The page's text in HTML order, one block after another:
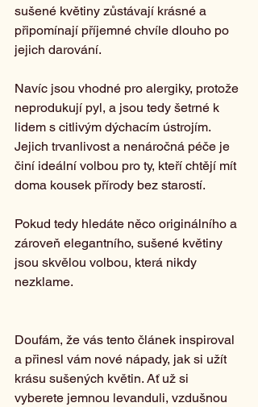
sušené květiny zůstávají krásné a
připomínají příjemné chvíle dlouho po
jejich darování.
Navíc jsou vhodné pro alergiky, protože
neprodukují pyl, a jsou tedy šetrné k
lidem s citlivým dýchacím ústrojím.
Jejich trvanlivost a nenáročná péče je
činí ideální volbou pro ty, kteří chtějí mít
doma kousek přírody bez starostí.
Pokud tedy hledáte něco originálního a
zároveň elegantního, sušené květiny
jsou skvělou volbou, která nikdy
nezklame.
Doufám, že vás tento článek inspiroval
a přinesl vám nové nápady, jak si užít
krásu sušených květin. Ať už si
vyberete jemnou levanduli, vzdušnou